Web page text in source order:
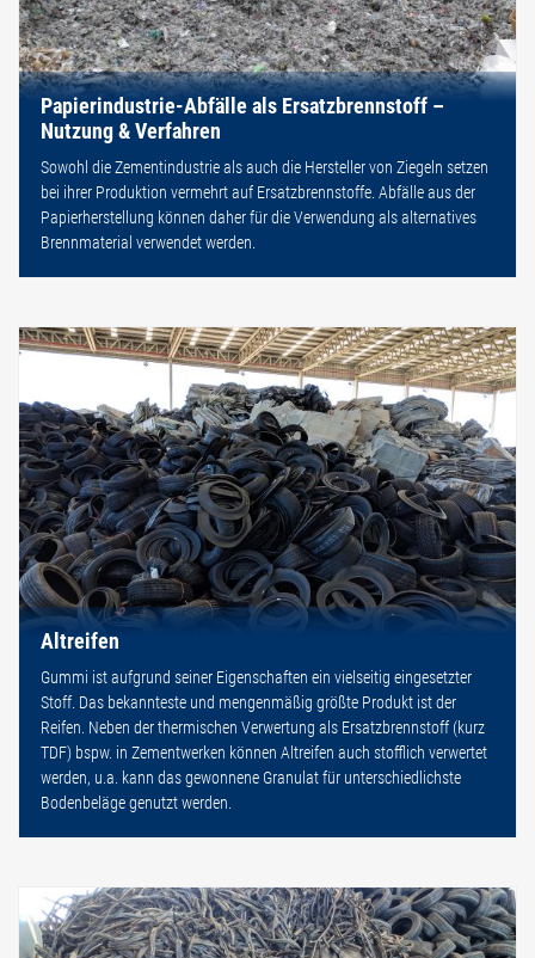
Papierindustrie-Abfälle als Ersatzbrennstoff –
Nutzung & Verfahren
Sowohl die Zementindustrie als auch die Hersteller von Ziegeln setzen
bei ihrer Produktion vermehrt auf Ersatzbrennstoffe. Abfälle aus der
Papierherstellung können daher für die Verwendung als alternatives
Brennmaterial verwendet werden.
Altreifen
Gummi ist aufgrund seiner Eigenschaften ein vielseitig eingesetzter
Stoff. Das bekannteste und mengenmäßig größte Produkt ist der
Reifen. Neben der thermischen Verwertung als Ersatzbrennstoff (kurz
TDF) bspw. in Zementwerken können Altreifen auch stofflich verwertet
werden, u.a. kann das gewonnene Granulat für unterschiedlichste
Bodenbeläge genutzt werden.